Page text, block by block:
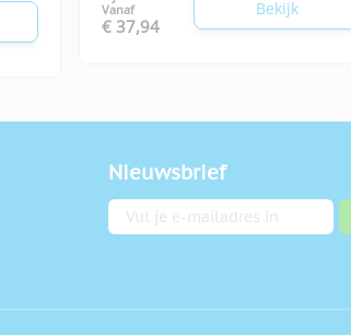
Vanaf
€ 37,94
Bekijk
Nieuwsbrief
E-mailadres